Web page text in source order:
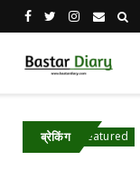
ब्रेकिंग
.Featured विश्व